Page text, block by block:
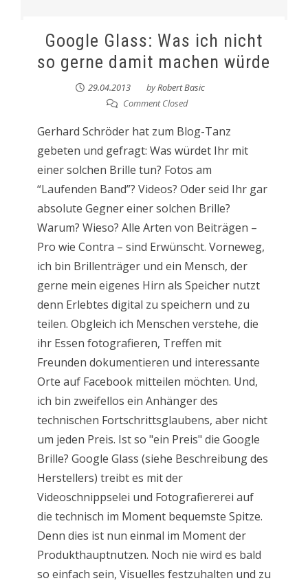
Google Glass: Was ich nicht
so gerne damit machen würde
29.04.2013 byRobert Basic
Comment Closed
Gerhard Schröder hat zum Blog-Tanz
gebeten und gefragt: Was würdet Ihr mit
einer solchen Brille tun? Fotos am
“Laufenden Band”? Videos? Oder seid Ihr gar
absolute Gegner einer solchen Brille?
Warum? Wieso? Alle Arten von Beiträgen –
Pro wie Contra – sind Erwünscht. Vorneweg,
ich bin Brillenträger und ein Mensch, der
gerne mein eigenes Hirn als Speicher nutzt
denn Erlebtes digital zu speichern und zu
teilen. Obgleich ich Menschen verstehe, die
ihr Essen fotografieren, Treffen mit
Freunden dokumentieren und interessante
Orte auf Facebook mitteilen möchten. Und,
ich bin zweifellos ein Anhänger des
technischen Fortschrittsglaubens, aber nicht
um jeden Preis. Ist so "ein Preis" die Google
Brille? Google Glass (siehe Beschreibung des
Herstellers) treibt es mit der
Videoschnippselei und Fotografiererei auf
die technisch im Moment bequemste Spitze.
Denn dies ist nun einmal im Moment der
Produkthauptnutzen. Noch nie wird es bald
so einfach sein, Visuelles festzuhalten und zu